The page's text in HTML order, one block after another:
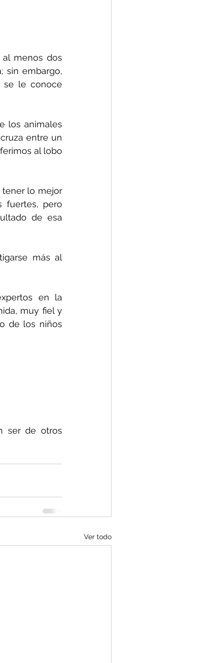
menos dos
sin embargo,
se le conoce
los animales
entre un
al lobo
tener lo mejor
fuertes, pero
de esa
más al
en la
muy fiel y
de los niños
ser de otros
Ver todo